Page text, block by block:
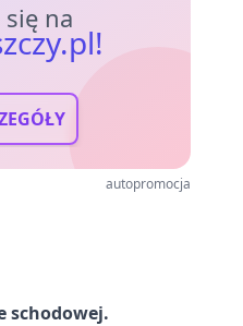
na
autopromocja
schodowej.